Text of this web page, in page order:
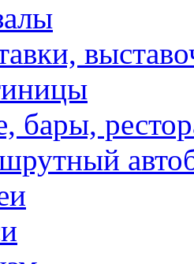
бары,